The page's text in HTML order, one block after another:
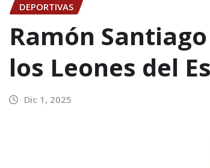
DEPORTIVAS
Ramón
los Leones del
Dic 1, 2025